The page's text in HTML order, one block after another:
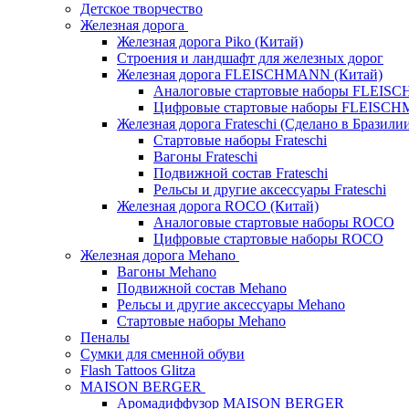
Детское творчество
Железная дорога
Железная дорога Piko (Китай)
Строения и ландшафт для железных дорог
Железная дорога FLEISCHMANN (Китай)
Аналоговые стартовые наборы
Цифровые стартовые наборы
Железная дорога Frateschi (Сделано в
Стартовые наборы Frateschi
Вагоны Frateschi
Подвижной состав Frateschi
Рельсы и другие аксессуары Frateschi
Железная дорога ROCO (Китай)
Аналоговые стартовые наборы ROCO
Цифровые стартовые наборы ROCO
Железная дорога Mehano
Вагоны Mehano
Подвижной состав Mehano
Рельсы и другие аксессуары Mehano
Стартовые наборы Mehano
Пеналы
Сумки для сменной обуви
Flash Tattoos Glitza
MAISON BERGER
Аромадиффузор MAISON BERGER